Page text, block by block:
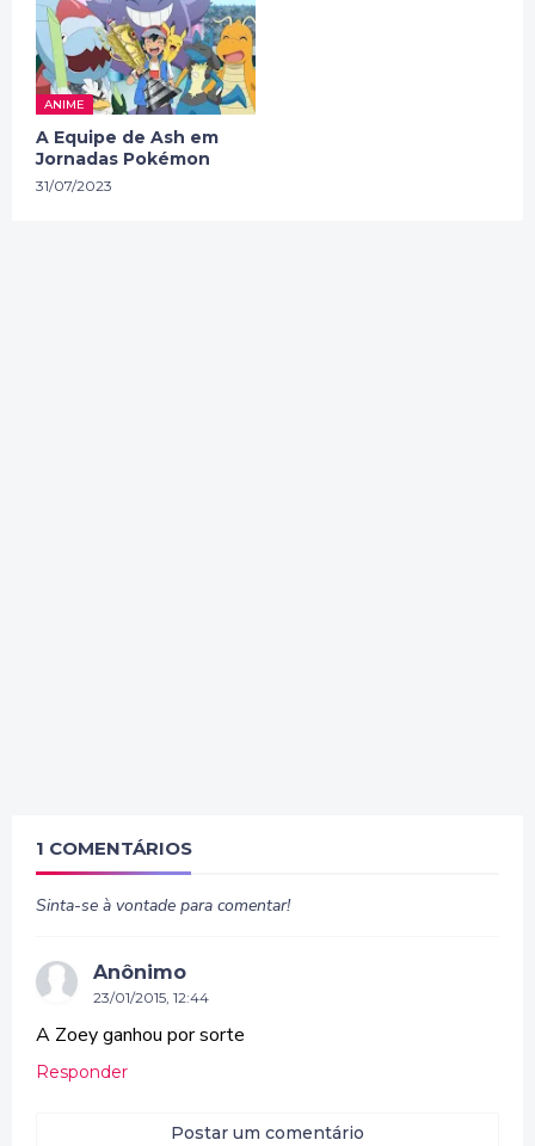
ANIME
A Equipe de Ash em
Jornadas Pokémon
31/07/2023
1 COMENTÁRIOS
Sinta-se à vontade para comentar!
Anônimo
23/01/2015, 12:44
A Zoey ganhou por sorte
Responder
Postar um comentário